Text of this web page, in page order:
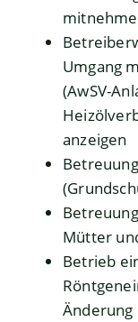
Umgang
(AwSV-
anzeigen
Mütter
Betrieb
Änderung